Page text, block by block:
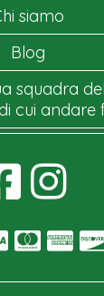
siamo
Blog
squadra
cui andare